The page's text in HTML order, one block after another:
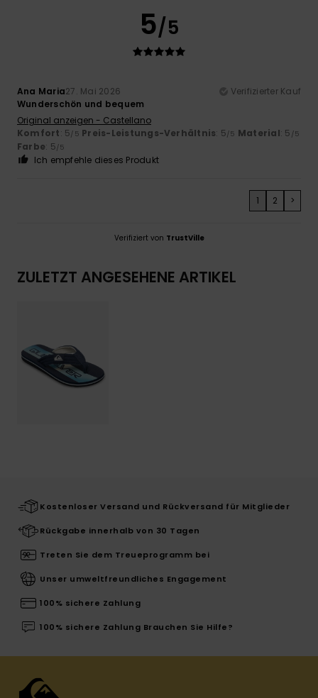
5/5
Ana Maria27. Mai 2026
Verifizierter Kauf
Wunderschön und bequem
Original anzeigen - Castellano
Komfort: 5/5 Preis-Leistungs-Verhältnis: 5/5 Material: 5 /5
Farbe: 5/5
Ich empfehle dieses Produkt
1 2 >
Verifiziert von TrustVille
ZULETZT ANGESEHENE ARTIKEL
Kostenloser Versand und Rückversand für Mitglieder
Rückgabe innerhalb von 30 Tagen
Treten Sie dem Treueprogramm bei
Unser umweltfreundliches Engagement
100% sichere Zahlung
100% sichere Zahlung Brauchen Sie Hilfe?